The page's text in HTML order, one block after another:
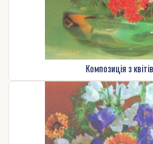
Композиція з